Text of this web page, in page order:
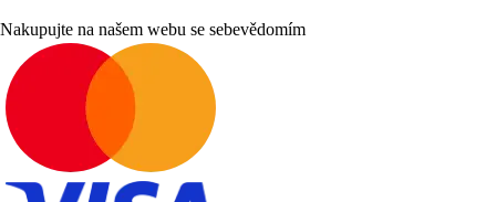
Nakupujte na našem webu se sebevědomím